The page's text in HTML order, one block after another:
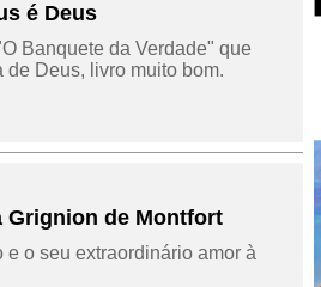
é Deus
Banquete da Verdade" que
Deus, livro muito bom.
Grignion de Montfort
o seu extraordinário amor à